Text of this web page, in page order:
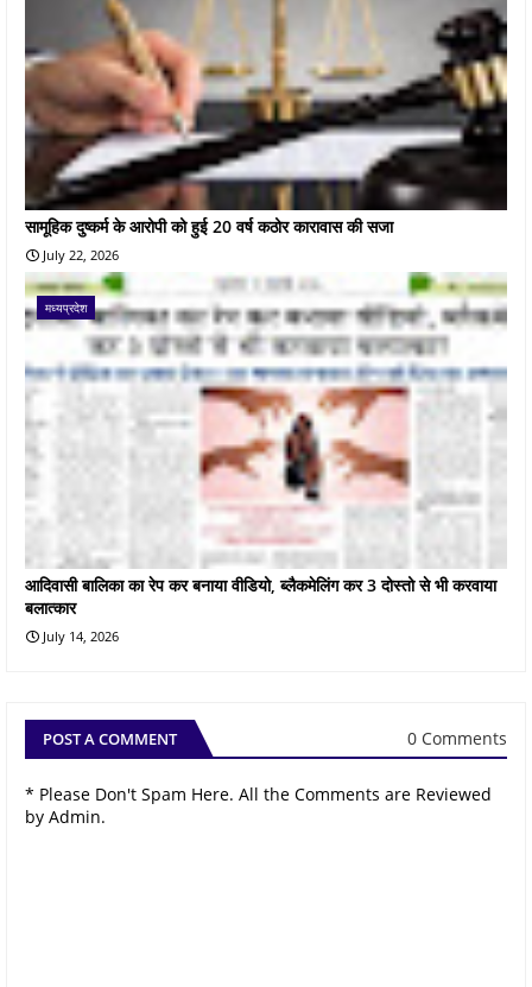
सामूहिक दुष्कर्म के आरोपी को हुई 20 वर्ष कठोर कारावास की सजा
July 22, 2026
मध्यप्रदेश
आदिवासी बालिका का रेप कर बनाया वीडियो, ब्लैकमेलिंग कर 3 दोस्तो से भी करवाया
बलात्कार
July 14, 2026
POST A COMMENT 0 Comments
* Please Don't Spam Here. All the Comments are Reviewed
by Admin.